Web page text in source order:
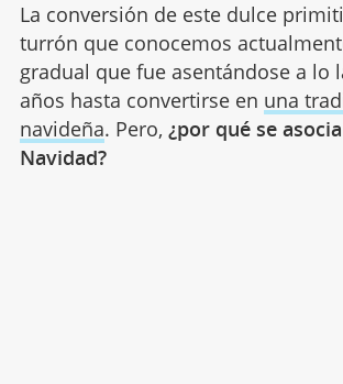
La conversión de este dulce
turrón que conocemos
gradual que fue asentándose a lo
años hasta convertirse en una
navideña. Pero, ¿por qué se
Navidad?